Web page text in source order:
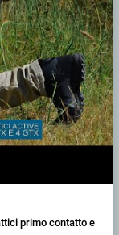
primo contatto e